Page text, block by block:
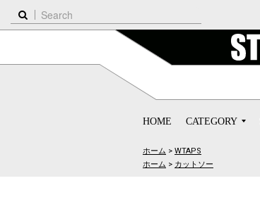
HOME CATEGORY
ホーム >WTAPS
ホーム > カットソー